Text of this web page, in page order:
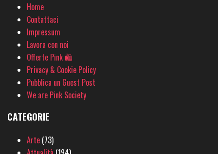
Home
Contattaci
Impressum
Lavora con noi
Offerte Pink 🛍
Privacy & Cookie Policy
Pubblica un Guest Post
We are Pink Society
CATEGORIE
Arte (73)